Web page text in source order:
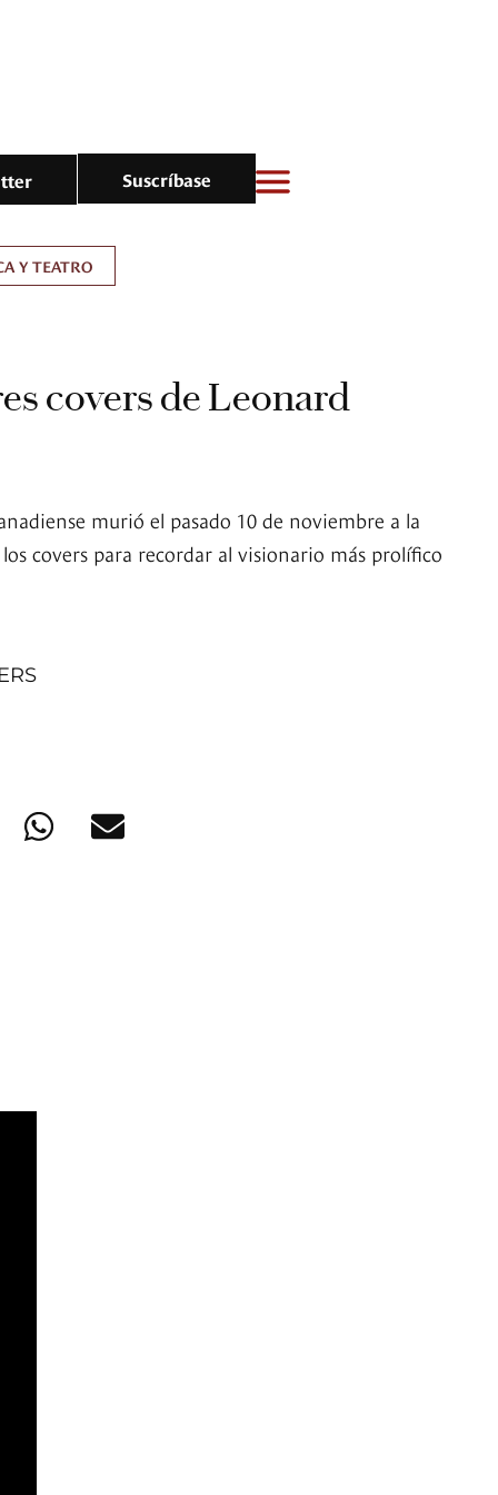
Suscríbase
Y TEATRO
covers de Leonard
murió el pasado 10 de noviembre a la
covers para recordar al visionario más prolífico